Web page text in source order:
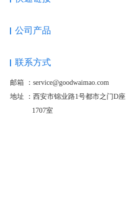
公司产品
联系方式
邮箱 ：service@goodwaimao.com
地址 ： 西安市锦业路1号都市之门D座
1707室